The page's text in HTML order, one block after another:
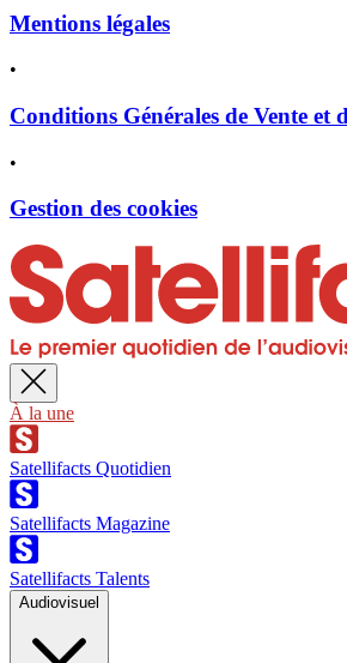
Mentions légales
•
Conditions Générales de Vente et
•
Gestion des cookies
À la une
Satellifacts Quotidien
Satellifacts Magazine
Satellifacts Talents
Audiovisuel